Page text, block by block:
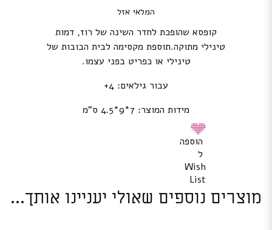
המלאי אזל
קופסא שהופכת לחדר השינה של רוז, דמות
טינילי מתוקה.תוספת מקסימה לבית הבובות של
טינילי או כפריט בפני עצמו.
עבור גילאים: 4+
מידות המוצר: 7*9*4.5 ס”מ
הוספה
ל
Wish
List
מוצרים נוספים שאולי יעניינו אותך...